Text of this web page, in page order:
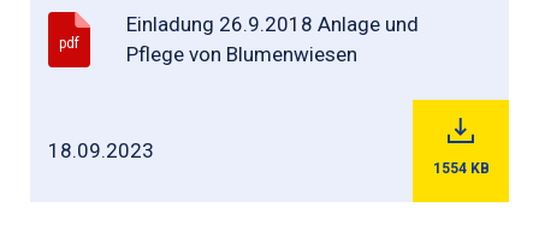
pdf
Einladung 26.9.2018 Anlage und
Pflege von Blumenwiesen
18.09.2023
1554 KB